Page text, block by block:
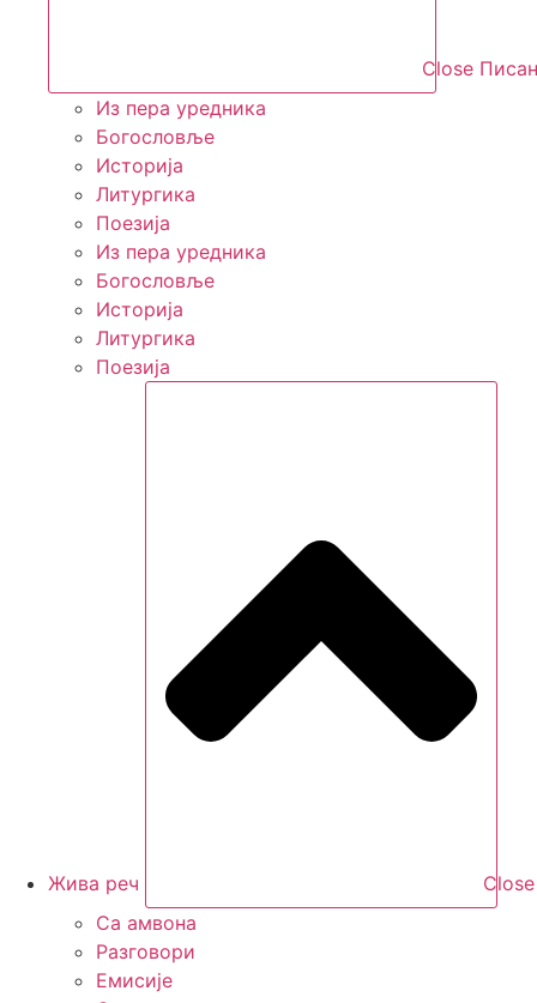
Close
Из пера уредника
Богословље
Историја
Литургика
Поезија
Из пера уредника
Богословље
Историја
Литургика
Поезија
Жива реч
Са амвона
Разговори
Емисије